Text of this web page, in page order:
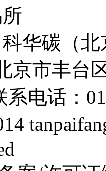
华碳（
京市丰台
系电话：